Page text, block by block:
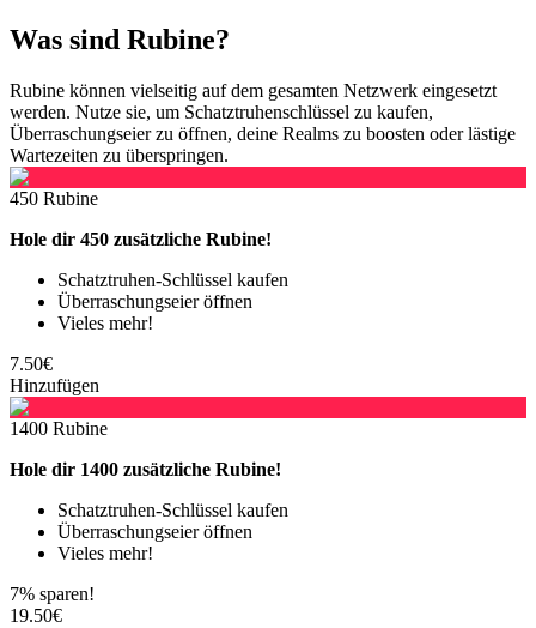
Was sind Rubine?
Rubine können vielseitig auf dem gesamten Netzwerk eingesetzt
werden. Nutze sie, um Schatztruhenschlüssel zu kaufen,
Überraschungseier zu öffnen, deine Realms zu boosten oder lästige
Wartezeiten zu überspringen.
450 Rubine
Hole dir 450 zusätzliche Rubine!
Schatztruhen-Schlüssel kaufen
Überraschungseier öffnen
Vieles mehr!
7.50€
Hinzufügen
1400 Rubine
Hole dir 1400 zusätzliche Rubine!
Schatztruhen-Schlüssel kaufen
Überraschungseier öffnen
Vieles mehr!
7% sparen!
19.50€